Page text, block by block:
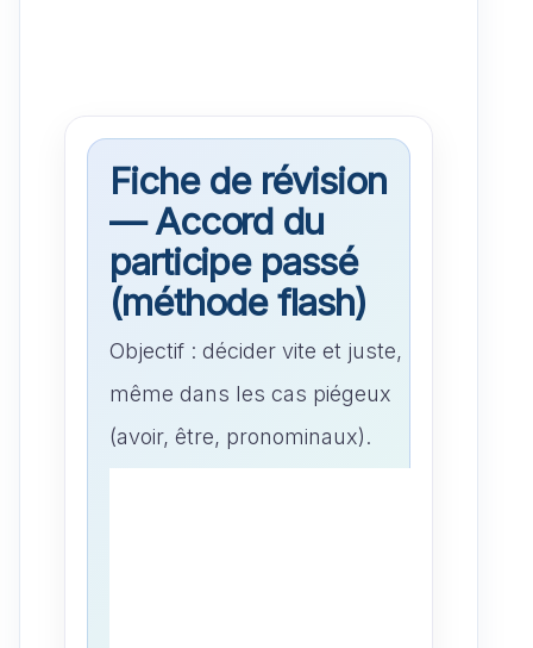
Fiche de révision
— Accord du
participe passé
(méthode flash)
Objectif : décider vite et juste,
même dans les cas piégeux
(avoir, être, pronominaux).